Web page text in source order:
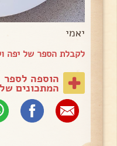
יאמי
לקבלת הספר של יפה
הוספה לספר
המתכונים